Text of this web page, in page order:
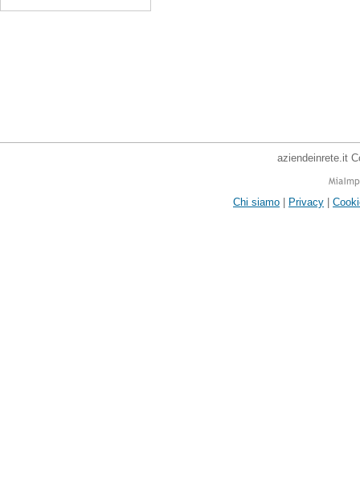
aziendeinrete.it
Chi siamo | Privacy |